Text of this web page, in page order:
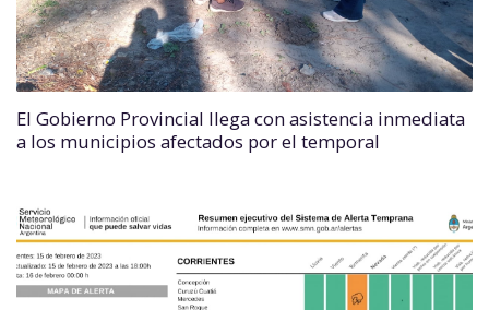
El Gobierno Provincial llega con asistencia inmediata
a los municipios afectados por el temporal